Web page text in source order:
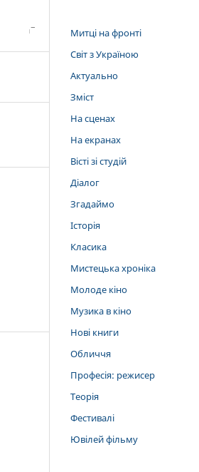
Митці на фронті
Світ з Україною
Актуально
Зміст
На сценах
На екранах
Вісті зі студій
Діалог
Згадаймо
Історія
Класика
Мистецька хроніка
Молоде кіно
Музика в кіно
Нові книги
Обличчя
Професія: режисер
Теорія
Фестивалі
Ювілей фільму